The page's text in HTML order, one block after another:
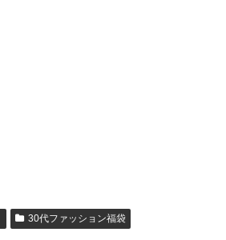
30代ファッション福袋